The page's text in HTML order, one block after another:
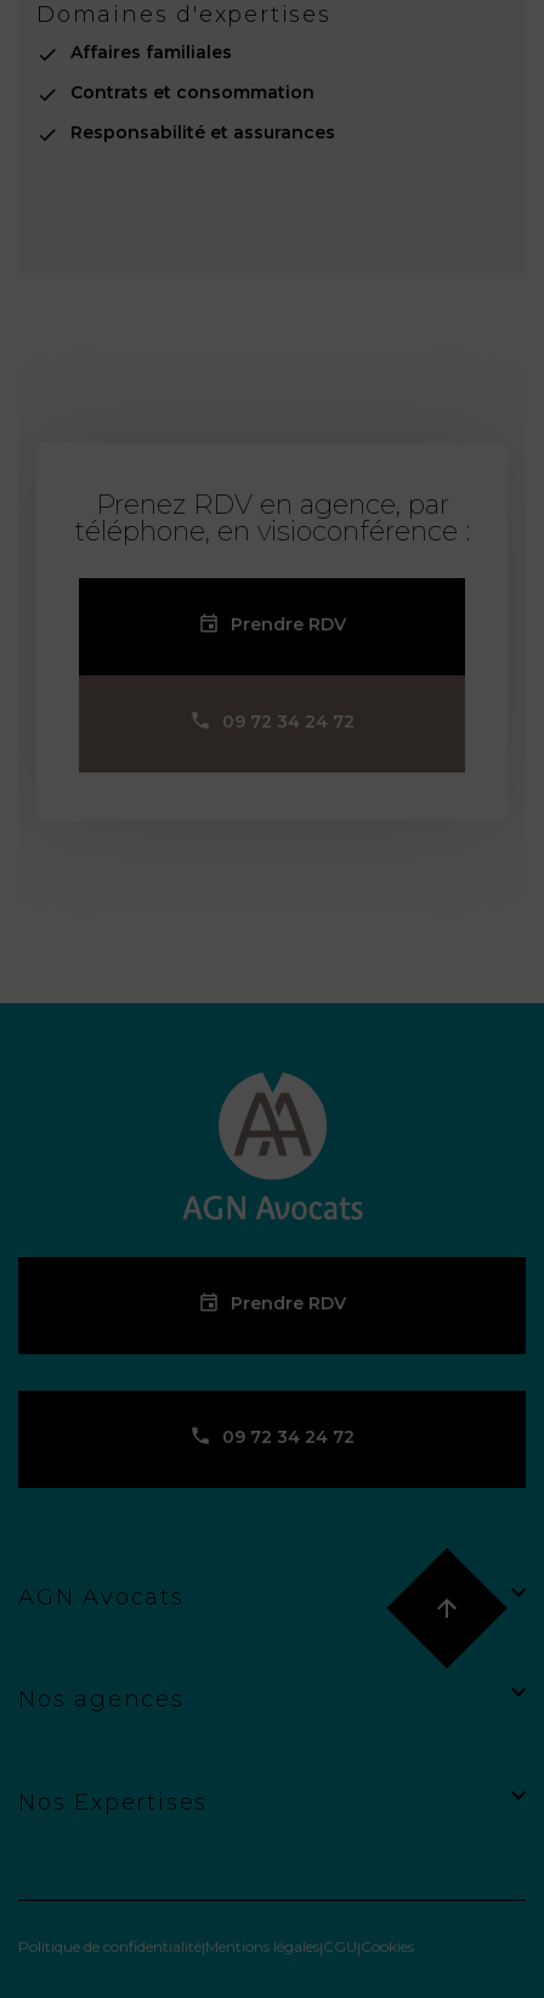
Domaines d'expertises
Affaires familiales
Contrats et consommation
Responsabilité et assurances
Prenez RDV en agence, par
téléphone, en visioconférence :
Prendre RDV
09 72 34 24 72
Prendre RDV
09 72 34 24 72
AGN Avocats
Nos agences
Nos Expertises
Politique de confidentialité Mentions légales CGU Cookies